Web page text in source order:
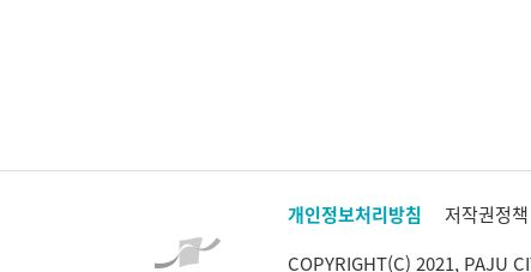
개인정보처리방침 저작권정책
COPYRIGHT(C) 2021, PAJU